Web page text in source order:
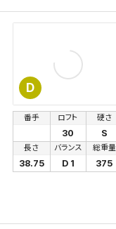
D
番手 ロフト
30
硬さ
S
長さ
38.75
バランス
D 1
総重量
375